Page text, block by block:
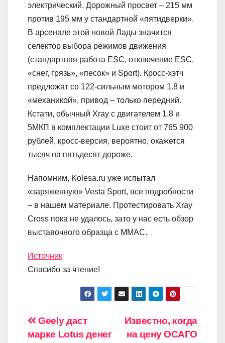
электрический. Дорожный просвет – 215 мм
против 195 мм у стандартной «пятидверки».
В арсенале этой новой Лады значится
селектор выбора режимов движения
(стандартная работа ESC, отключение ESC,
«снег, грязь», «песок» и Sport). Кросс-хэтч
предложат со 122-сильным мотором 1.8 и
«механикой», привод – только передний.
Кстати, обычный Xray с двигателем 1.8 и
5МКП в комплектации Luxe стоит от 765 900
рублей, кросс-версия, вероятно, окажется
тысяч на пятьдесят дороже.
Напомним, Kolesa.ru уже испытал
«заряженную» Vesta Sport, все подробности
– в нашем материале. Протестировать Xray
Cross пока не удалось, зато у нас есть обзор
выставочного образца с ММАС.
Источник
Спасибо за чтение!
Навигация
Известно, когда
на цену ОСАГО
Geely даст
марке Lotus денег